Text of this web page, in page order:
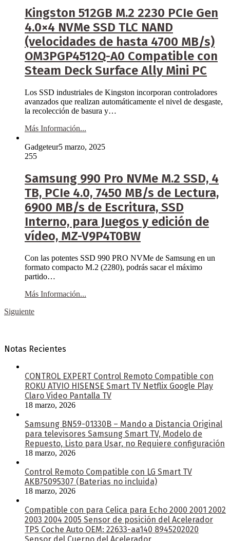
Kingston 512GB M.2 2230 PCIe Gen
4.0×4 NVMe SSD TLC NAND
(velocidades de hasta 4700 MB/s)
OM3PGP4512Q-A0 Compatible con
Steam Deck Surface Ally Mini PC
Los SSD industriales de Kingston incorporan controladores
avanzados que realizan automáticamente el nivel de desgaste,
la recolección de basura y…
Más Información...
Gadgeteur5 marzo, 2025
255
Samsung 990 Pro NVMe M.2 SSD, 4
TB, PCIe 4.0, 7450 MB/s de Lectura,
6900 MB/s de Escritura, SSD
Interno, para Juegos y edición de
vídeo, MZ-V9P4T0BW
Con las potentes SSD 990 PRO NVMe de Samsung en un
formato compacto M.2 (2280), podrás sacar el máximo
partido…
Más Información...
Siguiente
Notas Recientes
CONTROL EXPERT Control Remoto Compatible con
ROKU ATVIO HISENSE Smart TV Netflix Google Play
Claro Video Pantalla TV
18 marzo, 2026
Samsung BN59-01330B – Mando a Distancia Original
para televisores Samsung Smart TV, Modelo de
Repuesto, Listo para Usar, no Requiere configuración
18 marzo, 2026
Control Remoto Compatible con LG Smart TV
AKB75095307 (Baterias no incluida)
18 marzo, 2026
Compatible con para Celica para Echo 2000 2001 2002
2003 2004 2005 Sensor de posición del Acelerador
TPS Coche Auto OEM: 22633-aa140 8945202020